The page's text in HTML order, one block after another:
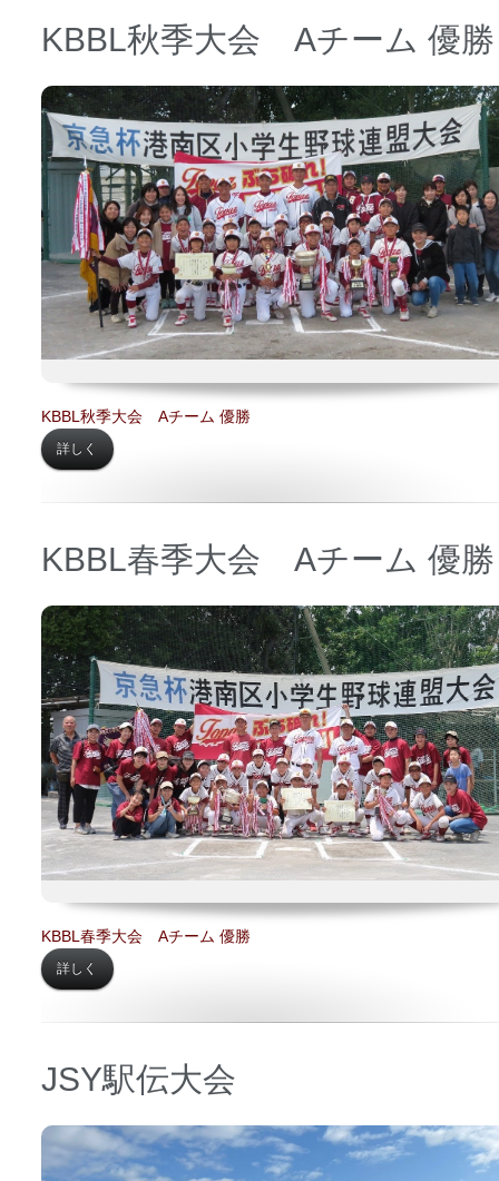
KBBL秋季大会 Aチーム 優勝
日時 【2023年11月23日】
場所 【 中学予定地】
KBBL秋季大会 Aチーム 優勝
詳しく
KBBL春季大会 Aチーム 優勝
日時 【2023年06月25日】
場所 【中学予定地】
KBBL春季大会 Aチーム 優勝
詳しく
JSY駅伝大会
日時 【2023年02月12日】